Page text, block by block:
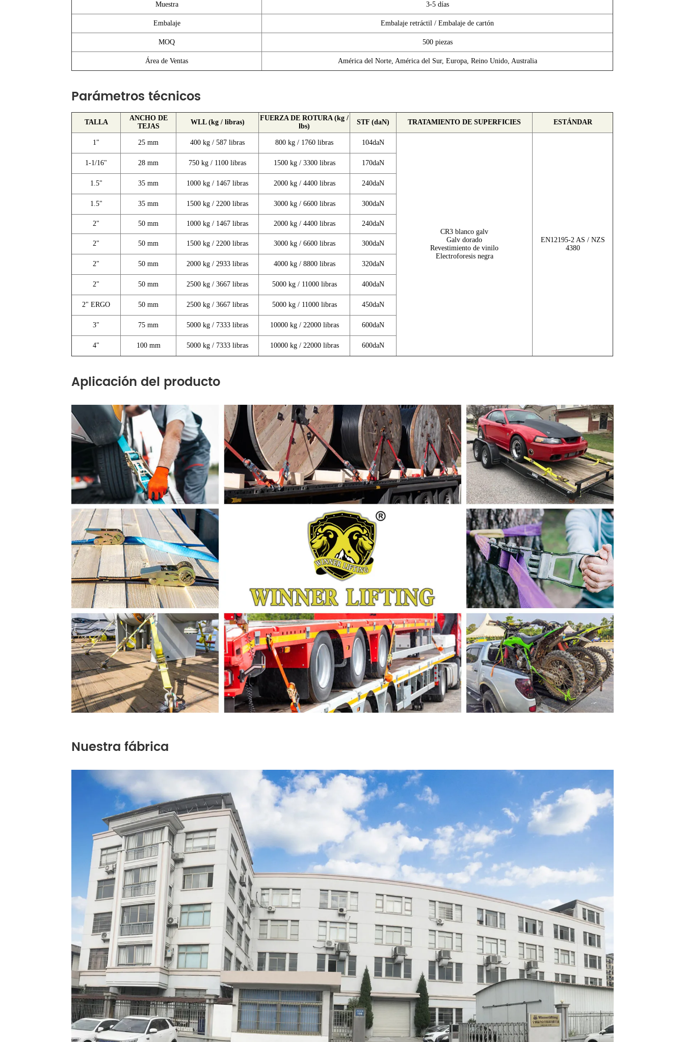
Muestra 3-5 días
Embalaje Embalaje retráctil / Embalaje de cartón
MOQ 500 piezas
Área de Ventas América del Norte, América del Sur, Europa, Reino Unido, Australia
Parámetros técnicos
TALLA
ANCHO DE
TEJAS
WLL (kg / libras)
FUERZA DE ROTURA (kg /
lbs)
STF (daN) TRATAMIENTO DE SUPERFICIES ESTÁNDAR
1" 25 mm 400 kg / 587 libras 800 kg / 1760 libras 104daN
CR3 blanco galv
Galv dorado
Revestimiento de vinilo
Electroforesis negra
EN12195-2 AS / NZS
4380
1-1/16" 28 mm 750 kg / 1100 libras 1500 kg / 3300 libras 170daN
1.5" 35 mm 1000 kg / 1467 libras 2000 kg / 4400 libras 240daN
1.5" 35 mm 1500 kg / 2200 libras 3000 kg / 6600 libras 300daN
2" 50 mm 1000 kg / 1467 libras 2000 kg / 4400 libras 240daN
2" 50 mm 1500 kg / 2200 libras 3000 kg / 6600 libras 300daN
2" 50 mm 2000 kg / 2933 libras 4000 kg / 8800 libras 320daN
2" 50 mm 2500 kg / 3667 libras 5000 kg / 11000 libras 400daN
2" ERGO 50 mm 2500 kg / 3667 libras 5000 kg / 11000 libras 450daN
3" 75 mm 5000 kg / 7333 libras 10000 kg / 22000 libras 600daN
4" 100 mm 5000 kg / 7333 libras 10000 kg / 22000 libras 600daN
Aplicación del producto
Nuestra fábrica